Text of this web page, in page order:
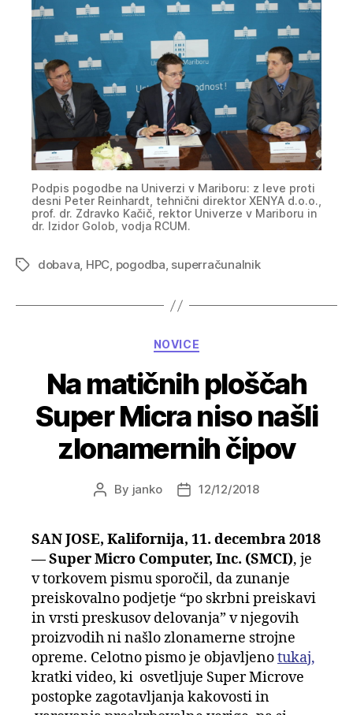
Podpis pogodbe na Univerzi v Mariboru: z leve proti
desni Peter Reinhardt, tehnični direktor XENYA d.o.o.,
prof. dr. Zdravko Kačič, rektor Univerze v Mariboru in
dr. Izidor Golob, vodja RCUM.
Tagsdobava, HPC, pogodba, superračunalnik
Categories
NOVICE
Na matičnih ploščah
Super Micra niso našli
zlonamernih čipov
Post
By janko
Post12/12/2018
SAN JOSE, Kalifornija, 11. decembra 2018
— Super Micro Computer, Inc. (SMCI), je
v torkovem pismu sporočil, da zunanje
preiskovalno podjetje “po skrbni preiskavi
in vrsti preskusov delovanja” v njegovih
proizvodih ni našlo zlonamerne strojne
opreme. Celotno pismo je objavljenotukaj,
kratki video, ki osvetljuje Super Microve
postopke zagotavljanja kakovosti in